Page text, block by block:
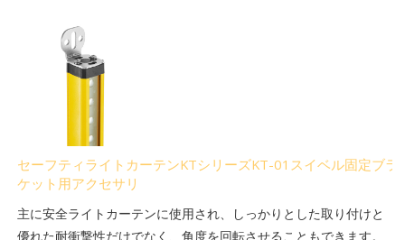
セーフティライトカーテンKTシリーズKT-01スイベル固定ブラ
ケット用アクセサリ
主に安全ライトカーテンに使用され、しっかりとした取り付けと
優れた耐衝撃性だけでなく、角度を回転させることもできます。